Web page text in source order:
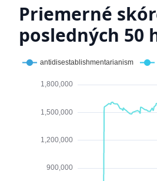
Priemerné
posledných 50